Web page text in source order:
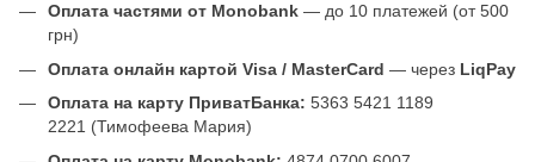
Оплата частями от Monobank — до 10 платежей (от 500
грн)
Оплата онлайн картой Visa / MasterCard — через LiqPay
Оплата на карту ПриватБанка: 5363 5421 1189
2221 (Тимофеева Мария)